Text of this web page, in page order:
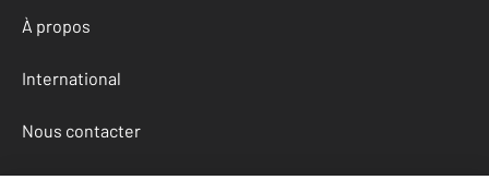
À propos
International
Nous contacter